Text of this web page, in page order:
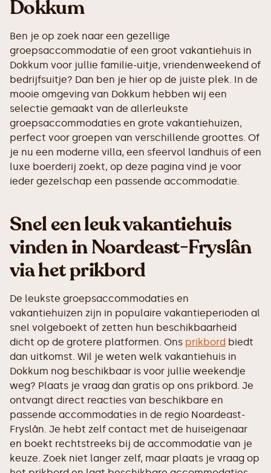
Dokkum
Ben je op zoek naar een gezellige
groepsaccommodatie of een groot vakantiehuis in
Dokkum voor jullie familie-uitje, vriendenweekend of
bedrijfsuitje? Dan ben je hier op de juiste plek. In de
mooie omgeving van Dokkum hebben wij een
selectie gemaakt van de allerleukste
groepsaccommodaties en grote vakantiehuizen,
perfect voor groepen van verschillende groottes. Of
je nu een moderne villa, een sfeervol landhuis of een
luxe boerderij zoekt, op deze pagina vind je voor
ieder gezelschap een passende accommodatie.
Snel een leuk vakantiehuis
vinden in Noardeast-Fryslân
via het prikbord
De leukste groepsaccommodaties en
vakantiehuizen zijn in populaire vakantieperioden al
snel volgeboekt of zetten hun beschikbaarheid
dicht op de grotere platformen. Ons prikbord biedt
dan uitkomst. Wil je weten welk vakantiehuis in
Dokkum nog beschikbaar is voor jullie weekendje
weg? Plaats je vraag dan gratis op ons prikbord. Je
ontvangt direct reacties van beschikbare en
passende accommodaties in de regio Noardeast-
Fryslân. Je hebt zelf contact met de huiseigenaar
en boekt rechtstreeks bij de accommodatie van je
keuze. Zoek niet langer zelf, maar plaats je vraag op